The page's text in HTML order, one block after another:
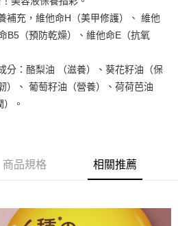
上)免運費
7-11取貨付款配送，請使用全家
補充，維他命H（美甲修護）、 維他
B5（預防乾燥）、維他命E（抗氧
分：酪梨油 （滋養）、葵花籽油（保
）、 葡萄籽油（營養）、荷荷芭油
）。
商品規格 相關推薦